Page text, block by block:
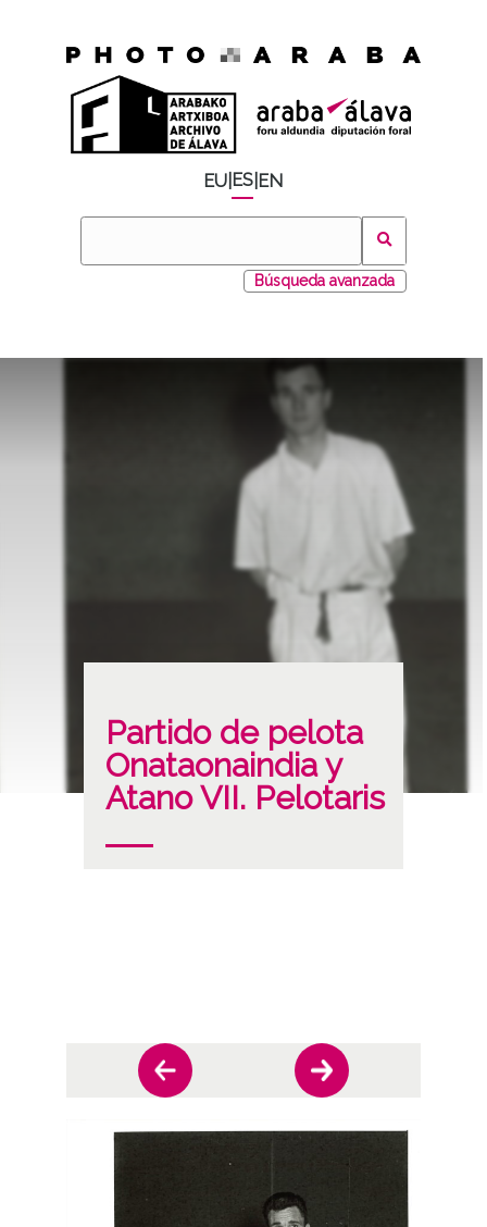
EU ES EN
Búsqueda avanzada
Partido de pelota
Onataonaindia y
Atano VII. Pelotaris